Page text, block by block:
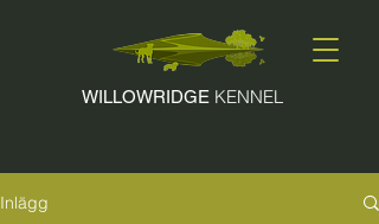
WILLOWRIDGE KENNEL
Inlägg